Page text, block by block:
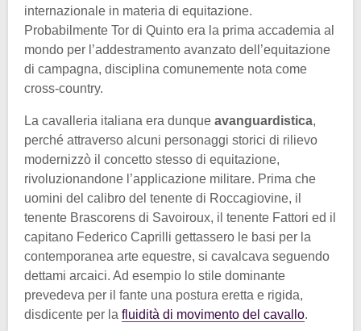
internazionale in materia di equitazione.
Probabilmente Tor di Quinto era la prima accademia al
mondo per l’addestramento avanzato dell’equitazione
di campagna, disciplina comunemente nota come
cross-country.
La cavalleria italiana era dunque avanguardistica,
perché attraverso alcuni personaggi storici di rilievo
modernizzò il concetto stesso di equitazione,
rivoluzionandone l’applicazione militare. Prima che
uomini del calibro del tenente di Roccagiovine, il
tenente Brascorens di Savoiroux, il tenente Fattori ed il
capitano Federico Caprilli gettassero le basi per la
contemporanea arte equestre, si cavalcava seguendo
dettami arcaici. Ad esempio lo stile dominante
prevedeva per il fante una postura eretta e rigida,
disdicente per la fluidità di movimento del cavallo.